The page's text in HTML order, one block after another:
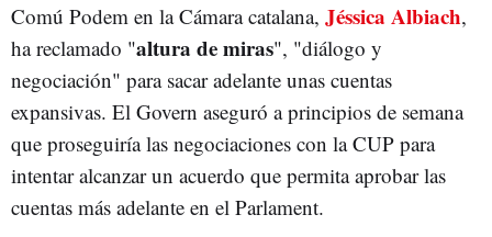
Comú Podem en la Cámara catalana, Jéssica Albiach,
ha reclamado "altura de miras", "diálogo y
negociación" para sacar adelante unas cuentas
expansivas. El Govern aseguró a principios de semana
que proseguiría las negociaciones con la CUP para
intentar alcanzar un acuerdo que permita aprobar las
cuentas más adelante en el Parlament.